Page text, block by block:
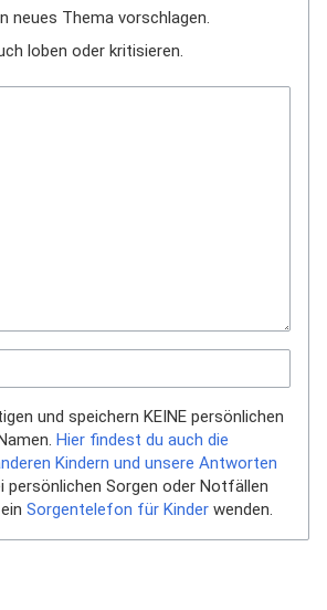
neues Thema vorschlagen.
loben oder kritisieren.
und speichern KEINE persönlichen
Hier findest du auch die
Kindern und unsere Antworten
persönlichen Sorgen oder Notfällen
Sorgentelefon für Kinder wenden.